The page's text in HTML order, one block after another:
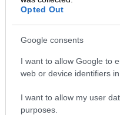
Opted Out
Google consents
I want to allow Google to
web or device identifiers in
I want to allow my user
purposes.